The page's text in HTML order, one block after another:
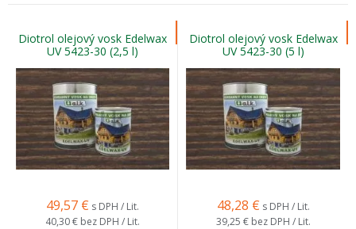
Diotrol olejový vosk Edelwax
UV 5423-30 (2,5 l)
49,57 € s DPH / Lit.
40,30 € bez DPH / Lit.
Diotrol olejový vosk Edelwax
UV 5423-30 (5 l)
48,28 € s DPH / Lit.
39,25 € bez DPH / Lit.